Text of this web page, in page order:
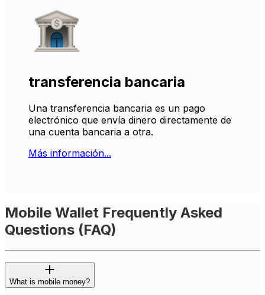
transferencia bancaria
Una transferencia bancaria es un pago
electrónico que envía dinero directamente de
una cuenta bancaria a otra.
Más información...
Mobile Wallet Frequently Asked
Questions (FAQ)
What is mobile money?